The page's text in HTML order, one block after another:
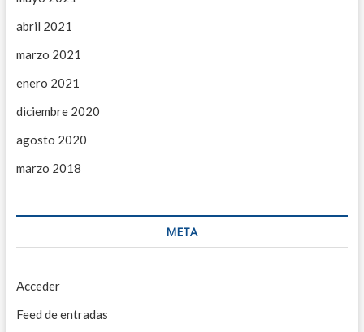
abril 2021
marzo 2021
enero 2021
diciembre 2020
agosto 2020
marzo 2018
META
Acceder
Feed de entradas